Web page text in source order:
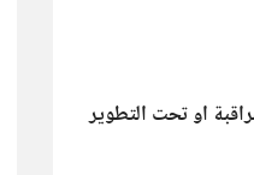
او تحت التطوير